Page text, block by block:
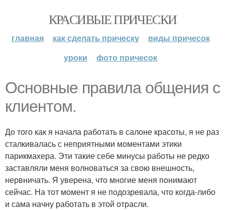
КРАСИВЫЕ ПРИЧЕСКИ
главная как сделать прическу
виды причесок
уроки
фото причесок
Основные правила общения с
клиентом.
До того как я начала работать в салоне красоты, я не раз
сталкивалась с неприятными моментами этики
парикмахера. Эти такие себе минусы работы не редко
заставляли меня волноваться за свою внешность,
нервничать. Я уверена, что многие меня понимают
сейчас. На тот момент я не подозревала, что когда-либо
и сама начну работать в этой отрасли.